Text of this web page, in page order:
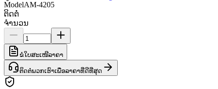
ModelAM-4205
ຕິດຕໍ່
ຈຳນວນ
ຂໍໃບສະເໜີລາຄາ
ຕິດຕໍ່ພວກເຮົາເພື່ອລາຄາທີ່ດີທີ່ສຸດ